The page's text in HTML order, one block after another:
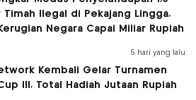
Timah Ilegal di Pekajang Lingga,
Negara Capai Miliar Rupiah
5 hari yang lalu
Kembali Gelar Turnamen
III, Total Hadiah Jutaan Rupiah